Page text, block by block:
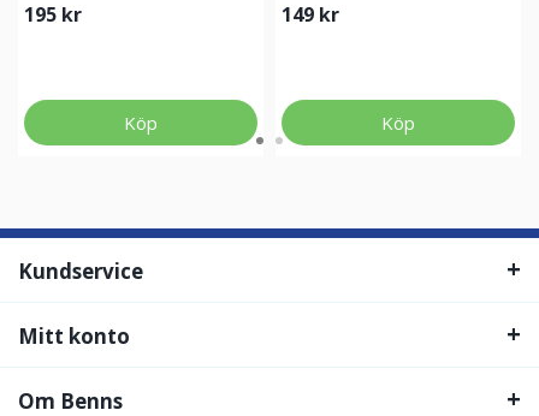
195 kr
Köp
149 kr
Köp
Kundservice
Mitt konto
Om Benns